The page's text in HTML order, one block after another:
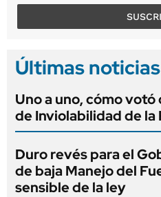
Últimas noticias
Uno a uno, cómo
de Inviolabilidad de
Duro revés para el
de baja Manejo del
sensible de la ley